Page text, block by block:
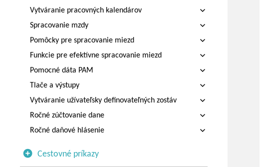
Vytváranie pracovných kalendárov
Spracovanie mzdy
Pomôcky pre spracovanie miezd
Funkcie pre efektívne spracovanie miezd
Pomocné dáta PAM
Tlače a výstupy
Vytváranie užívateľsky definovateľných zostáv
Ročné zúčtovanie dane
Ročné daňové hlásenie
Cestovné príkazy